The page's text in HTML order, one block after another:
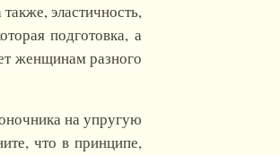
эластичность,
подготовка, а
женщинам разного
на упругую
что в принципе,